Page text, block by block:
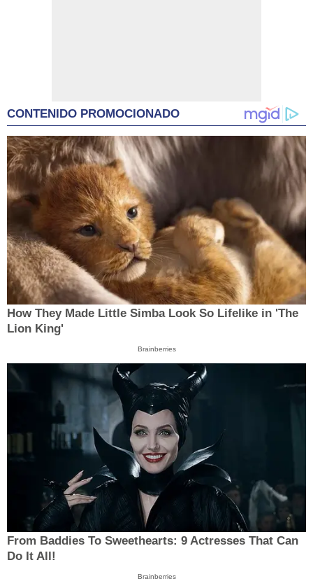
CONTENIDO PROMOCIONADO
How They Made Little Simba Look So Lifelike in 'The
Lion King'
Brainberries
From Baddies To Sweethearts: 9 Actresses That Can
Do It All!
Brainberries